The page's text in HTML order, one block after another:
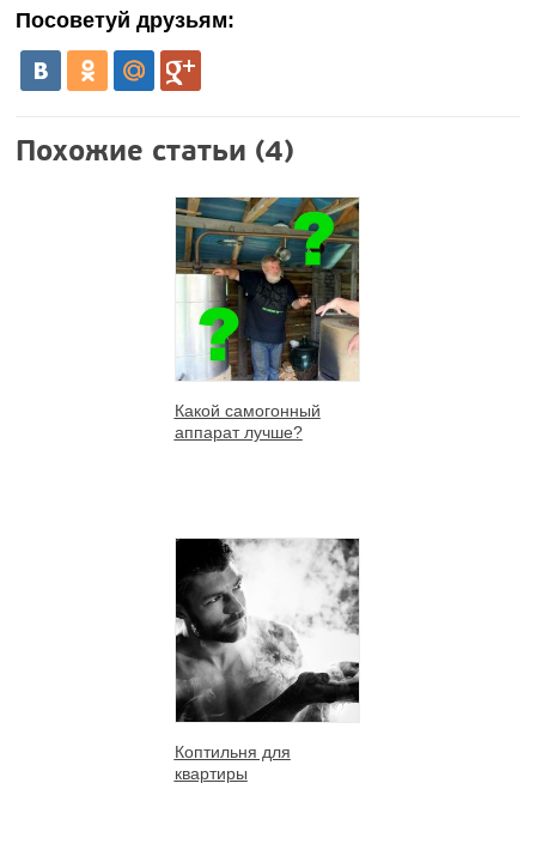
Посоветуй друзьям:
Похожие статьи (4)
Какой самогонный
аппарат лучше?
Коптильня для
квартиры